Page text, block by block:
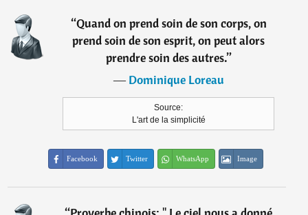
“Quand on prend soin de son corps, on
prend soin de son esprit, on peut alors
prendre soin des autres.”
―Dominique Loreau
Source:
L'art de la simplicité
Facebook Twitter WhatsApp Image